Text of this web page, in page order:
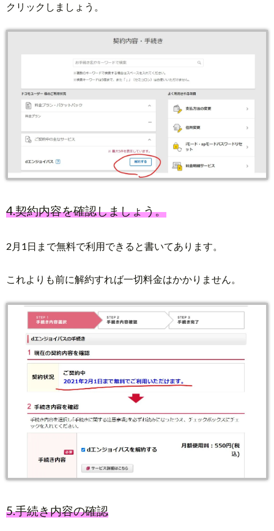
クリックしましょう。
4.契約内容を確認しましょう。
2月1日まで無料で利用できると書いてあります。
これよりも前に解約すれば一切料金はかかりません。
5.手続き内容の確認